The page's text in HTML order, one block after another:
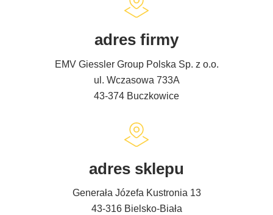
adres firmy
EMV Giessler Group Polska Sp. z o.o.
ul. Wczasowa 733A
43-374 Buczkowice
adres sklepu
Generała Józefa Kustronia 13
43-316 Bielsko-Biała